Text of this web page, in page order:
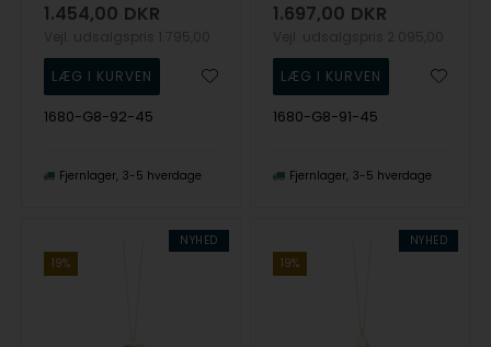
1.454,00 DKR
1680-G8-92-45
Fjernlager 3-5 hverdage
1.697,00 DKR
1680-G8-91-45
Fjernlager 3-5 hverdage
NYHED
19%
NYHED
19%